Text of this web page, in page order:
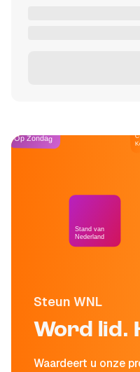
Steun WNL
Word lid.
Waardeert u onze
Op Zondag
Stand van
Nederland